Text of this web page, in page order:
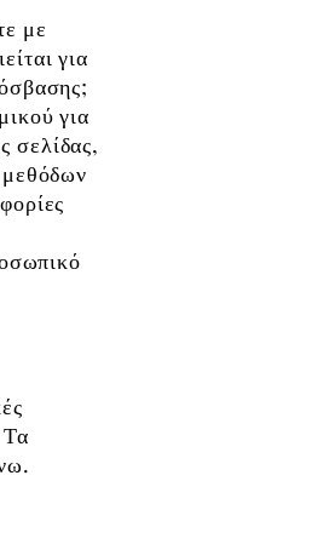
με
για
για
σελίδας,
Τα